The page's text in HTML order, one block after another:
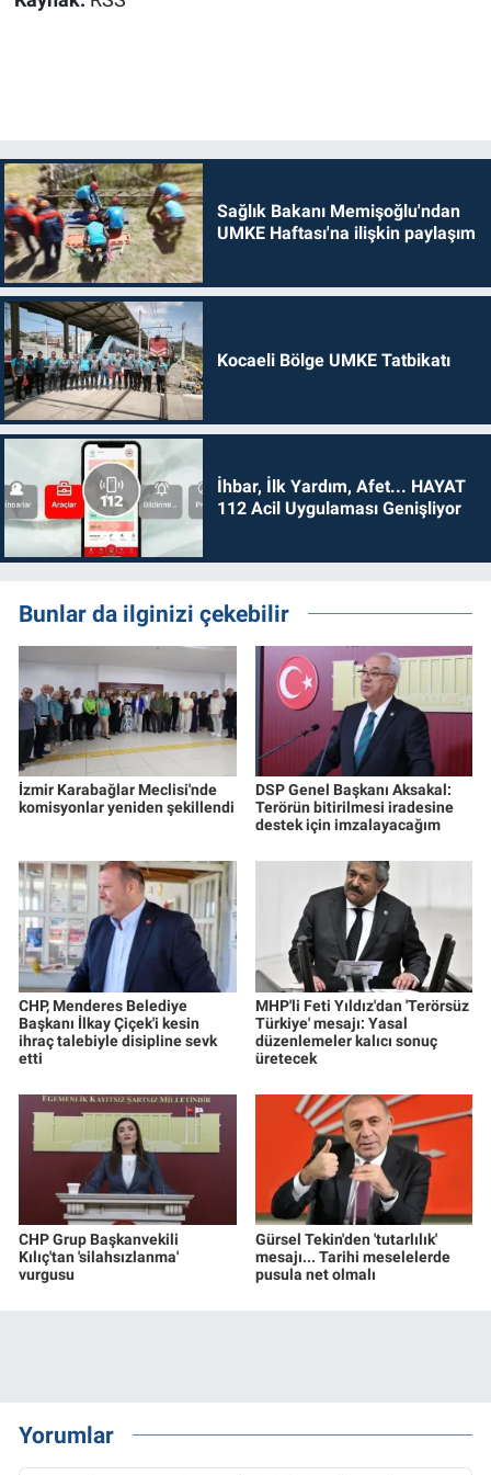
Sağlık Bakanı Memişoğlu'ndan
UMKE Haftası'na ilişkin paylaşım
Kocaeli Bölge UMKE Tatbikatı
İhbar, İlk Yardım, Afet... HAYAT
112 Acil Uygulaması Genişliyor
Bunlar da ilginizi çekebilir
İzmir Karabağlar Meclisi'nde
komisyonlar yeniden şekillendi
DSP Genel Başkanı Aksakal:
Terörün bitirilmesi iradesine
destek için imzalayacağım
CHP, Menderes Belediye
Başkanı İlkay Çiçek'i kesin
ihraç talebiyle disipline sevk
etti
MHP'li Feti Yıldız'dan 'Terörsüz
Türkiye' mesajı: Yasal
düzenlemeler kalıcı sonuç
üretecek
CHP Grup Başkanvekili
Kılıç'tan 'silahsızlanma'
vurgusu
Gürsel Tekin'den 'tutarlılık'
mesajı... Tarihi meselelerde
pusula net olmalı
Yorumlar